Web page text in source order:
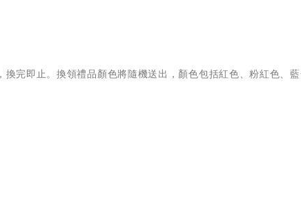
完即止。換領禮品顏色將隨機送出，顏色包括紅色、粉紅色、